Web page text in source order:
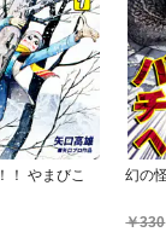
！ やまびこ
幻の
330